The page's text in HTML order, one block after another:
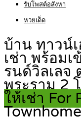
รับโพสต์อสังหา
หวยเด็ด
บ้าน ทาวน์
เช่า พร้อม
รนด์วิลเลจ
พระราม 2
ให้เช่า For
Townhome